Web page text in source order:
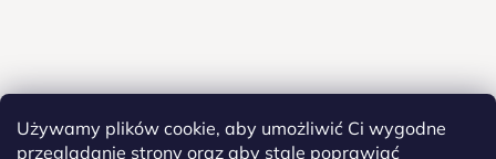
Używamy plików cookie, aby umożliwić Ci wygodne
przeglądanie strony oraz aby stale poprawiać